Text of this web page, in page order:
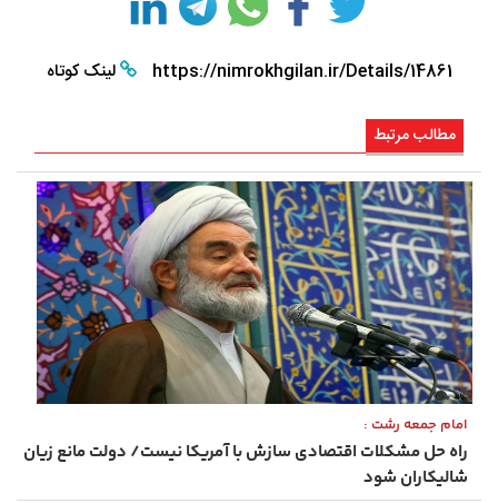
https://nimrokhgilan.ir/Details/14861 لینک کوتاه
مطالب مرتبط
امام جمعه رشت :
راه حل مشکلات اقتصادی سازش با آمریکا نیست/ دولت مانع زیان
شالیکاران شود